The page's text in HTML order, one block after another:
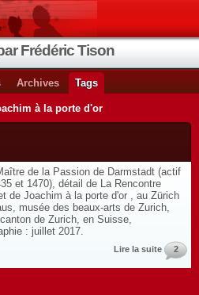
Frédéric Tison
Archives Tags
à la porte d'or
de la Passion de Darmstadt (actif
et 1470), détail de La Rencontre
de Joachim à la porte d'or , au Zürich
musée des beaux-arts de Zurich,
de Zurich, en Suisse,
: juillet 2017.
Lire la suite 2